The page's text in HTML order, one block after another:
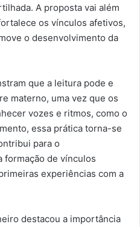
A proposta vai além
os vínculos afetivos,
o desenvolvimento da
que a leitura pode e
materno, uma vez que os
vozes e ritmos, como o
essa prática torna-se
para o
formação de vínculos
experiências com a
destacou a importância